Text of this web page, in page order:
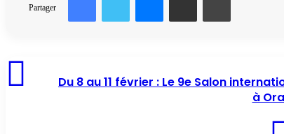
Partager
Du 8 au 11 février : Le 9e Salon
à